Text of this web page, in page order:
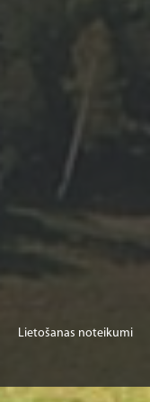
Lietošanas noteikumi